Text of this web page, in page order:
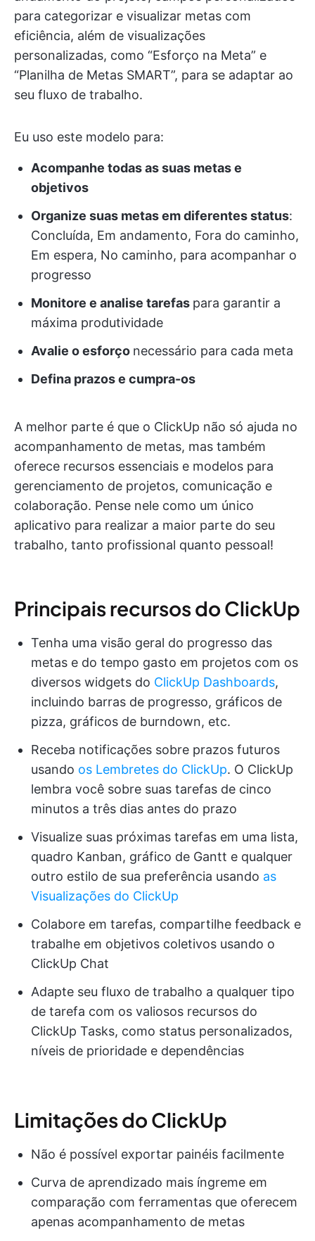
para categorizar e visualizar metas com
eficiência, além de visualizações
personalizadas, como “Esforço na Meta” e
“Planilha de Metas SMART”, para se adaptar ao
seu fluxo de trabalho.
Eu uso este modelo para:
Acompanhe todas as suas metas e
objetivos
Organize suas metas em diferentes status:
Concluída, Em andamento, Fora do caminho,
Em espera, No caminho, para acompanhar o
progresso
Monitore e analise tarefas para garantir a
máxima produtividade
Avalie o esforço necessário para cada meta
Defina prazos e cumpra-os
A melhor parte é que o ClickUp não só ajuda no
acompanhamento de metas, mas também
oferece recursos essenciais e modelos para
gerenciamento de projetos, comunicação e
colaboração. Pense nele como um único
aplicativo para realizar a maior parte do seu
trabalho, tanto profissional quanto pessoal!
Principais recursos do ClickUp
Tenha uma visão geral do progresso das
metas e do tempo gasto em projetos com os
diversos widgets do ClickUp Dashboards,
incluindo barras de progresso, gráficos de
pizza, gráficos de burndown, etc.
Receba notificações sobre prazos futuros
usando os Lembretes do ClickUp. O ClickUp
lembra você sobre suas tarefas de cinco
minutos a três dias antes do prazo
Visualize suas próximas tarefas em uma lista,
quadro Kanban, gráfico de Gantt e qualquer
outro estilo de sua preferência usando as
Visualizações do ClickUp
Colabore em tarefas, compartilhe feedback e
trabalhe em objetivos coletivos usando o
ClickUp Chat
Adapte seu fluxo de trabalho a qualquer tipo
de tarefa com os valiosos recursos do
ClickUp Tasks, como status personalizados,
níveis de prioridade e dependências
Limitações do ClickUp
Não é possível exportar painéis facilmente
Curva de aprendizado mais íngreme em
comparação com ferramentas que oferecem
apenas acompanhamento de metas